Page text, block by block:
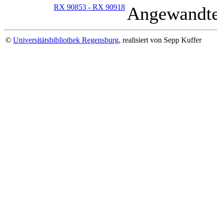
RX 90853 - RX 90918
© Universitätsbibliothek Regensburg, realisiert von Sepp Kuffer